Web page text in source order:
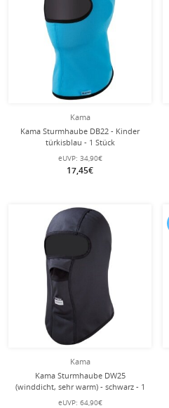
Kama
Kama Sturmhaube DB22 - Kinder
türkisblau - 1 Stück
eUVP: 34,90€
17,45€
Kama
Kama Sturmhaube DW25
(winddicht, sehr warm) - schwarz - 1
Stück
eUVP: 64,90€